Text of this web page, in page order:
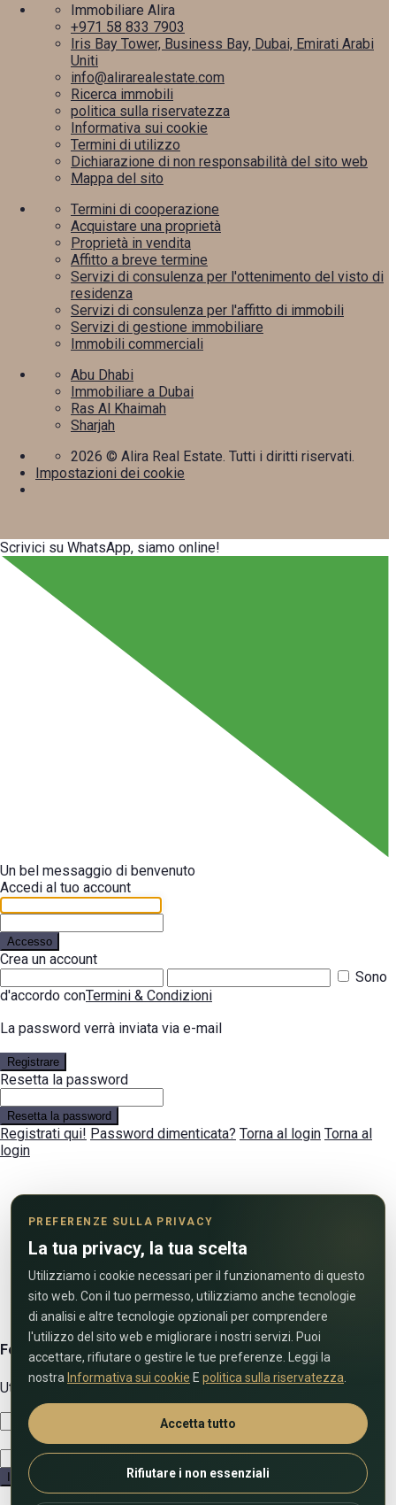
Immobiliare Alira
+971 58 833 7903
Iris Bay Tower, Business Bay, Dubai, Emirati Arabi
Uniti
info@alirarealestate.com
Ricerca immobili
politica sulla riservatezza
Informativa sui cookie
Termini di utilizzo
Dichiarazione di non responsabilità del sito web
Mappa del sito
Termini di cooperazione
Acquistare una proprietà
Proprietà in vendita
Affitto a breve termine
Servizi di consulenza per l'ottenimento del visto di
residenza
Servizi di consulenza per l'affitto di immobili
Servizi di gestione immobiliare
Immobili commerciali
Abu Dhabi
Immobiliare a Dubai
Ras Al Khaimah
Sharjah
2026 © Alira Real Estate. Tutti i diritti riservati.
Impostazioni dei cookie
PREFERENZE SULLA PRIVACY
La tua privacy, la tua scelta
Utilizziamo i cookie necessari per il funzionamento di questo
sito web. Con il tuo permesso, utilizziamo anche tecnologie
di analisi e altre tecnologie opzionali per comprendere
l'utilizzo del sito web e migliorare i nostri servizi. Puoi
accettare, rifiutare o gestire le tue preferenze. Leggi la
nostra Informativa sui cookie E politica sulla riservatezza
Accetta tutto
Rifiutare i non essenziali
Scrivici su WhatsApp, siamo online!
Un bel messaggio di benvenuto
Accedi al tuo account
Accesso
Crea un account
Sono
d'accordo conTermini & Condizioni
La password verrà inviata via e-mail
Registrare
Resetta la password
Resetta la password
Registrati qui! Password dimenticata? Torna al login Torna al
login
Form di contatto diretto
Utilizza il modulo sottostante per contattarci!
Inviare